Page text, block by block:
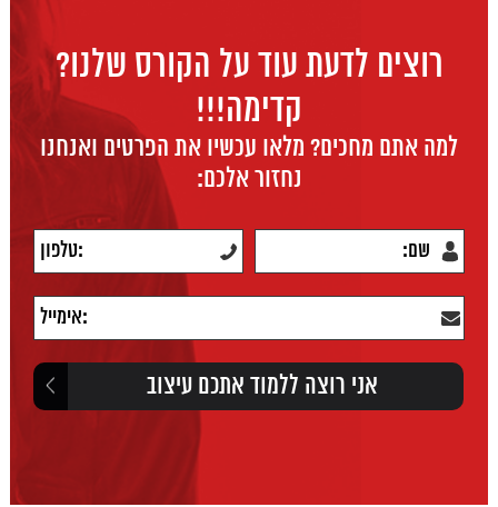
רוצים לדעת עוד על הקורס שלנו?
קדימה!!!
למה אתם מחכים? מלאו עכשיו את הפרטים ואנחנו
נחזור אלכם: